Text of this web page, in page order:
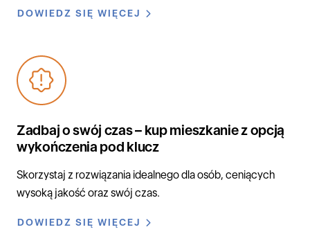
DOWIEDZ SIĘ WIĘCEJ
Zadbaj o swój czas – kup mieszkanie z opcją
wykończenia pod klucz
Skorzystaj z rozwiązania idealnego dla osób, ceniących
wysoką jakość oraz swój czas.
DOWIEDZ SIĘ WIĘCEJ